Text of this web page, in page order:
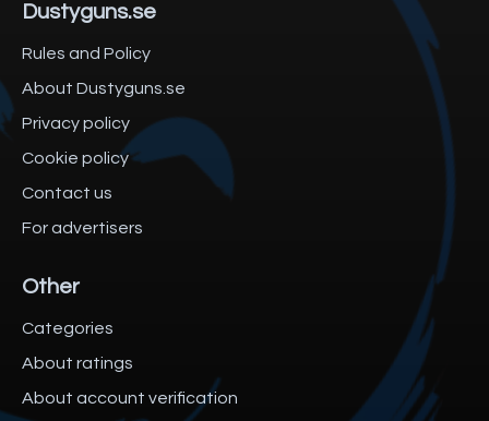
Dustyguns.se
Rules and Policy
About Dustyguns.se
Privacy policy
Cookie policy
Contact us
For advertisers
Other
Categories
About ratings
About account verification